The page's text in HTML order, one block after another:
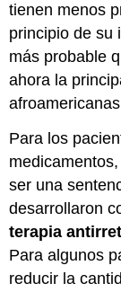
tienen menos
principio de su
más probable
ahora la
Para los
ser una
desarrollaron
terapia
Para algunos
reducir la